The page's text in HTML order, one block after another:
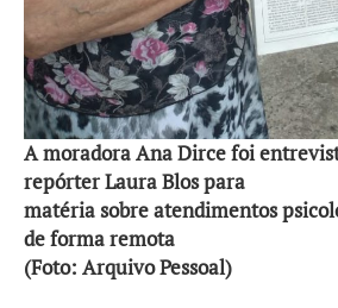
A moradora Ana Dirce foi
repórter Laura Blos para
matéria sobre atendimentos
de forma remota
(Foto: Arquivo Pessoal)